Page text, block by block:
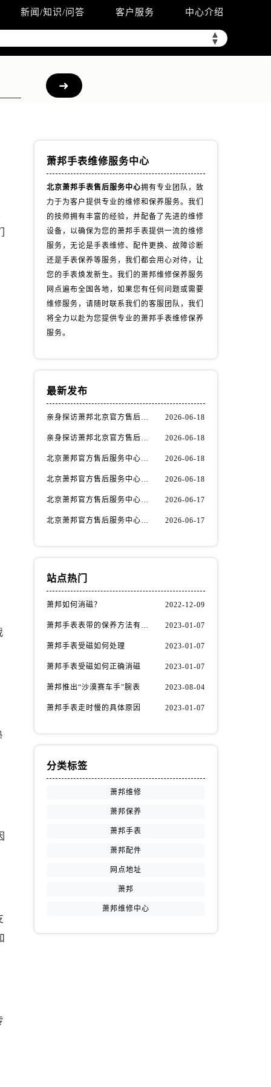
新闻/知识/问答 客户服务 中心介绍
▲
▼
萧邦手表维修服务中心
北京萧邦手表售后服务中心拥有专业团队，致
力于为客户提供专业的维修和保养服务。我们
的技师拥有丰富的经验，并配备了先进的维修
设备，以确保为您的萧邦手表提供一流的维修
服务，无论是手表维修、配件更换、故障诊断
还是手表保养等服务，我们都会用心对待，让
您的手表焕发新生。我们的萧邦维修保养服务
网点遍布全国各地，如果您有任何问题或需要
维修服务，请随时联系我们的客服团队，我们
将全力以赴为您提供专业的萧邦手表维修保养
服务。
最新发布
亲身探访萧邦北京官方售后服务中心｜全新地址及服务热线（2026年6月最新） 2026-06-18
亲身探访萧邦北京官方售后服务中心｜最新电话与详细地址（2026年6月最新） 2026-06-18
北京萧邦官方售后服务中心｜网点地址与服务热线权威信息公示（2026年6月最新） 2026-06-18
北京萧邦官方售后服务中心｜网点地址与客服电话权威信息公示（2026年6月最新） 2026-06-18
北京萧邦官方售后服务中心｜最新网点地址及热线权威信息公示（2026年6月最新） 2026-06-17
北京萧邦官方售后服务中心｜完整地址与联系电话权威信息公示（2026年6月最新） 2026-06-17
站点热门
萧邦如何消磁？ 2022-12-09
萧邦手表表带的保养方法有哪些？ 2023-01-07
萧邦手表受磁如何处理 2023-01-07
萧邦手表受磁如何正确消磁 2023-01-07
萧邦推出“沙漠赛车手”腕表 2023-08-04
萧邦手表走时慢的具体原因 2023-01-07
分类标签
萧邦维修
萧邦保养
萧邦手表
萧邦配件
网点地址
萧邦
萧邦维修中心